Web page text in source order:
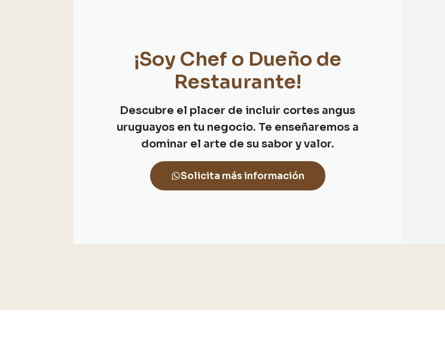
¡Soy Chef o Dueño de
Restaurante!
Descubre el placer de incluir cortes angus
uruguayos en tu negocio. Te enseñaremos a
dominar el arte de su sabor y valor.
Solicita más información